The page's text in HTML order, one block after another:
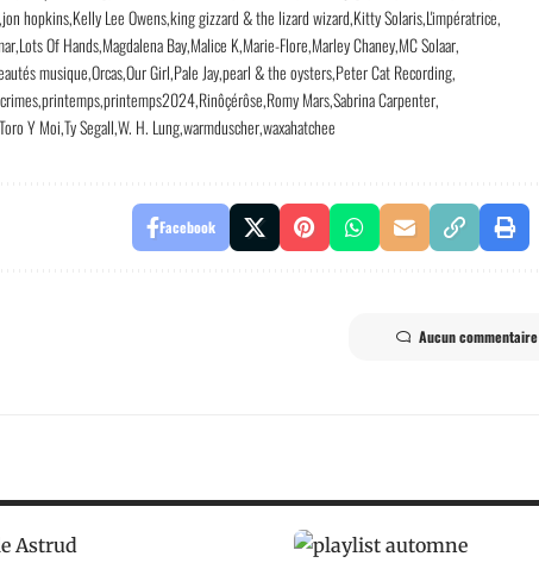
jon hopkinsKelly Lee Owensking gizzard & the lizard wizardKitty SolarisL'impératrice
Lots Of HandsMagdalena BayMalice KMarie-FloreMarley ChaneyMC Solaar
musiqueOrcasOur GirlPale Jaypearl & the oystersPeter Cat Recording
printempsprintemps2024RinôçérôseRomy MarsSabrina Carpenter
Toro Y MoiTy SegallW. H. Lungwarmduscherwaxahatchee
Facebook
Aucun commentaire